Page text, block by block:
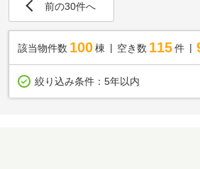
前の30件へ
該当物件数 100棟 空き数 115 件
絞り込み条件： 5年以内